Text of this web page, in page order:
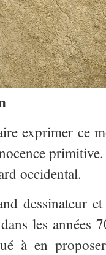
exprimer ce
occidental.
dessinateur
les années
à en